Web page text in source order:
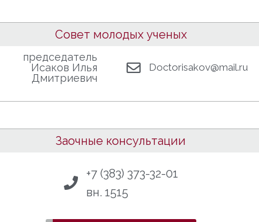
Совет молодых ученых
председатель
Исаков Илья
Дмитриевич
Doctorisakov@mail.ru
Заочные консультации
+7 (383) 373-32-01
вн. 1515